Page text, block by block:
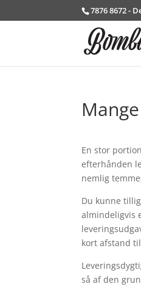
7876 8672 -
En stor
efterhånden
nemlig
Du kunne
almindeligvis
kort afstand
så af den